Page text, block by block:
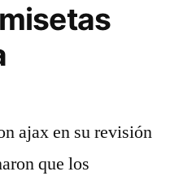
ajax en su revisión
que los